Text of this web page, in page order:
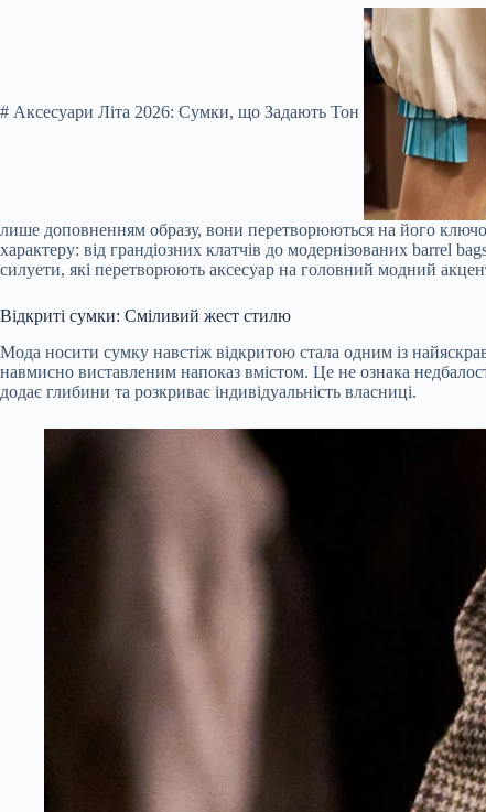
# Аксесуари Літа 2026: Сумки, що Задають Тон
лише доповненням образу, вони перетворюються на його
характеру: від грандіозних клатчів до модернізованих barrel
силуети, які перетворюють аксесуар на головний модний
Відкриті сумки: Сміливий жест стилю
Мода носити сумку навстіж відкритою стала одним із
навмисно виставленим напоказ вмістом. Це не ознака
додає глибини та розкриває індивідуальність власниці.